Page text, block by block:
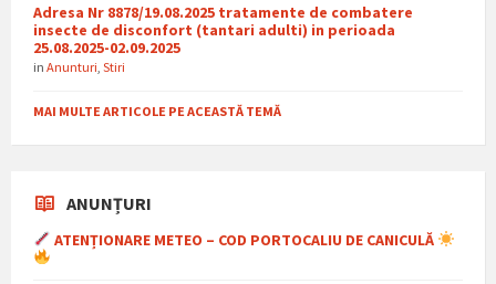
Adresa Nr 8878/19.08.2025 tratamente de combatere
insecte de disconfort (tantari adulti) in perioada
25.08.2025-02.09.2025
in Anunturi Stiri
MAI MULTE ARTICOLE PE ACEASTĂ TEMĂ
ANUNȚURI
ATENȚIONARE METEO – COD PORTOCALIU DE CANICULĂ